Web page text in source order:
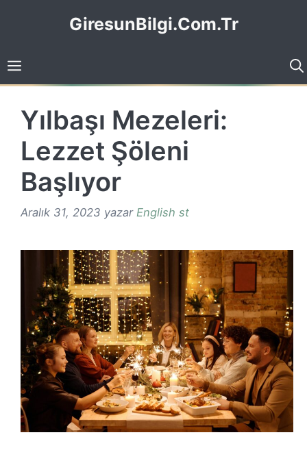
GiresunBilgi.Com.Tr
Yılbaşı Mezeleri:
Lezzet Şöleni
Başlıyor
Aralık 31, 2023 yazar English st